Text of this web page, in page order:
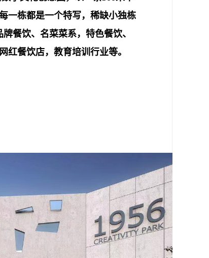
一栋都是一个特写，稀缺小独栋
餐饮、名菜菜系，特色餐饮、
红餐饮店，教育培训行业等。